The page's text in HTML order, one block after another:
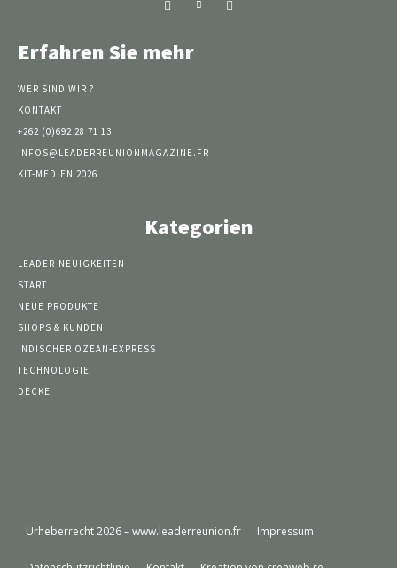
Erfahren Sie mehr
WER SIND WIR ?
KONTAKT
+262 (0)692 28 71 13
INFOS@LEADERREUNIONMAGAZINE.FR
KIT-MEDIEN 2026
Kategorien
LEADER-NEUIGKEITEN
START
NEUE PRODUKTE
SHOPS & KUNDEN
INDISCHER OZEAN-EXPRESS
TECHNOLOGIE
DECKE
Urheberrecht 2026 – www.leaderreunion.fr Impressum